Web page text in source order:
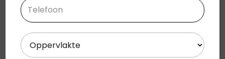
Gratis adviesgesprek
Telefoon
Oppervlakte